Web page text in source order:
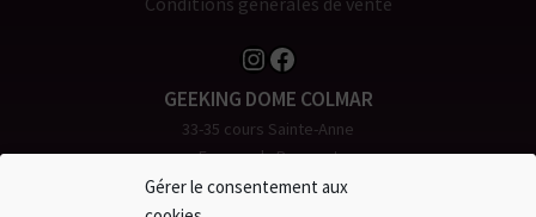
Gérer le consentement aux
Instagram
Facebook
GEEKING DOME COLMAR
33-35 cours Sainte-Anne
Espace du Rempart
68000 COLMAR
Tél. 0 980 904 907